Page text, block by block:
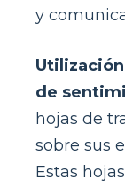
y
de
hojas de
sobre sus
Estas